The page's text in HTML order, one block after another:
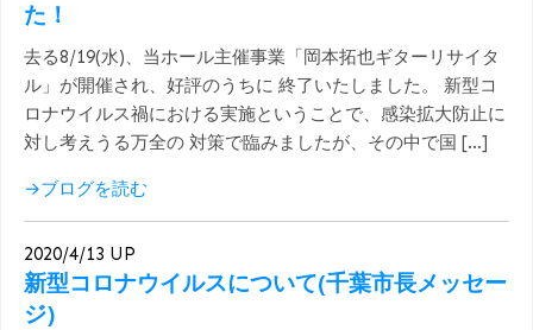
た！
去る8/19(水)、当ホール主催事業「岡本拓也ギターリサイタ
ル」が開催され、好評のうちに 終了いたしました。 新型コ
ロナウイルス禍における実施ということで、感染拡大防止に
対し考えうる万全の 対策で臨みましたが、その中で国 […]
→ブログを読む
2020/4/13 UP
新型コロナウイルスについて(千葉市長メッセー
ジ)